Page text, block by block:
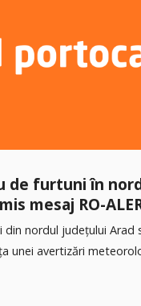
de furtuni în
mesaj RO-
nordul județului Arad
unei avertizări